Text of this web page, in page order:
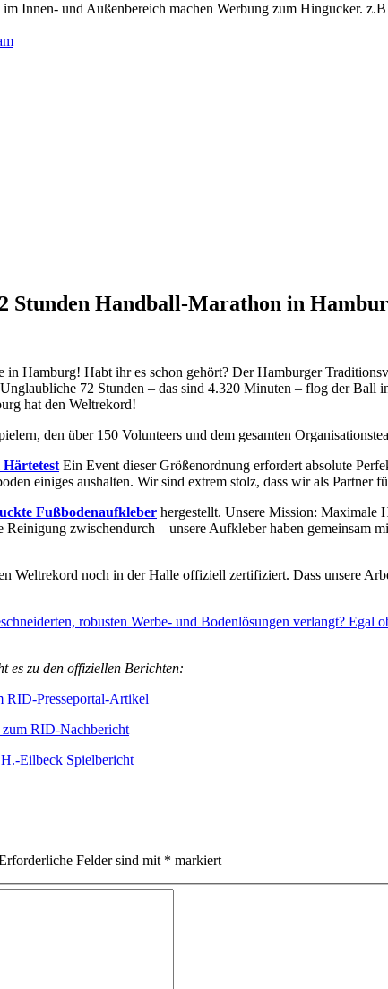
Innen- und Außenbereich machen Werbung zum Hingucker.
Stunden Handball-Marathon in
in Hamburg! Habt ihr es schon gehört? Der Hamburger
72 Stunden – das sind 4.320 Minuten – flog der Ball
hat den Weltrekord!
den über 150 Volunteers und dem gesamten
Ein Event dieser Größenordnung erfordert absolute
einiges aushalten. Wir sind extrem stolz, dass wir als Partner
Fußbodenaufkleber hergestellt. Unsere Mission: Maximale
zwischendurch – unsere Aufkleber haben gemeinsam
Weltrekord noch in der Halle offiziell zertifiziert. Dass unsere
robusten Werbe- und Bodenlösungen verlangt?
es zu den offiziellen Berichten:
RID-Presseportal-Artikel
RID-Nachbericht
Eilbeck Spielbericht
Felder sind mit * markiert